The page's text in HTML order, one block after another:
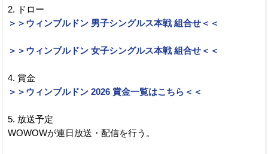
2. ドロー
＞＞ウィンブルドン 男子シングルス本戦 組合せ＜＜
＞＞ウィンブルドン 女子シングルス本戦 組合せ＜＜
4. 賞金
＞＞ウィンブルドン 2026 賞金一覧はこちら＜＜
5. 放送予定
WOWOWが連日放送・配信を行う。